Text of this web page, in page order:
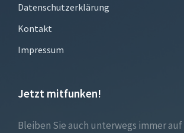
Datenschutzerklärung
Kontakt
Impressum
Jetzt mitfunken!
Bleiben Sie auch unterwegs immer